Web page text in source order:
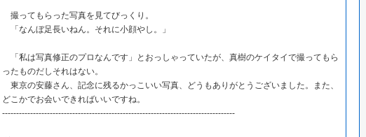
撮ってもらった写真を見てびっくり。
「なんぼ足長いねん。それに小顔やし。」
「私は写真修正のプロなんです」とおっしゃっていたが、真樹のケイタイで撮ってもら
ったものだしそれはない。
東京の安藤さん、記念に残るかっこいい写真、どうもありがとうございました。また、
どこかでお会いできればいいですね。
-----------------------------------------------------------------------------------